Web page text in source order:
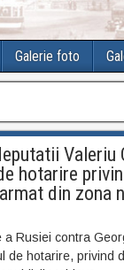
Galerie foto
hotarire
din zona
Rusiei contra
de hotarire, privind